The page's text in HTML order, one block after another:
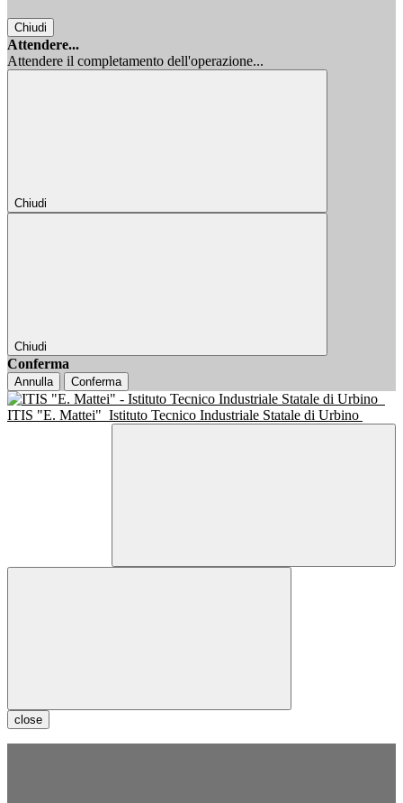
Chiudi
Attendere...
Attendere il completamento dell'operazione...
Chiudi
Chiudi
Conferma
Annulla Conferma
ITIS "E. Mattei" Istituto Tecnico Industriale Statale di Urbino
close